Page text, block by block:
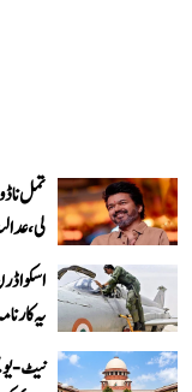
تمل
لی،
یہ
نیٹ-